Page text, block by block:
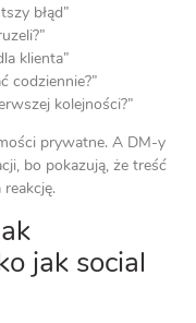
błąd”
klienta”
codziennie?”
kolejności?”
prywatne. A DM-y
bo pokazują, że treść
reakcję.
jak social